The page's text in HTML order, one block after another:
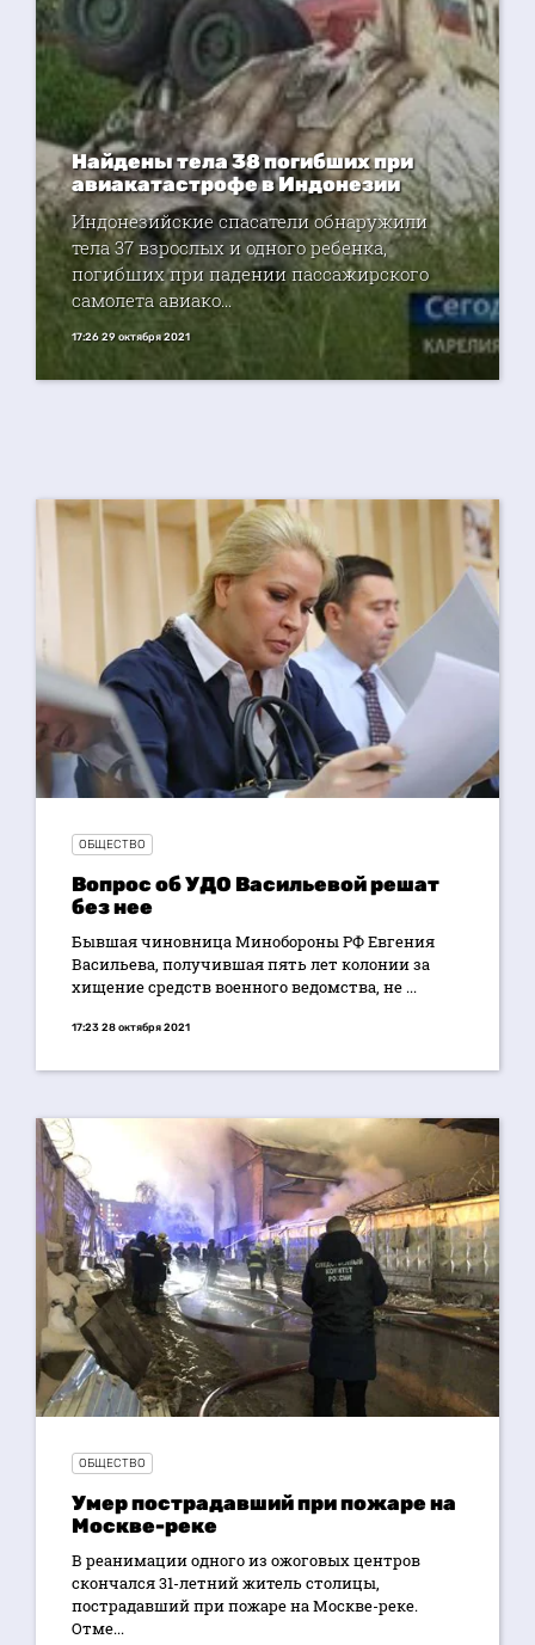
Найдены тела 38 погибших при
авиакатастрофе в Индонезии
Индонезийские спасатели обнаружили
тела 37 взрослых и одного ребенка,
погибших при падении пассажирского
самолета авиако...
17:26 29 октября 2021
ОБЩЕСТВО
Вопрос об УДО Васильевой решат
без нее
Бывшая чиновница Минобороны РФ Евгения
Васильева, получившая пять лет колонии за
хищение средств военного ведомства, не ...
17:23 28 октября 2021
ОБЩЕСТВО
Умер пострадавший при пожаре на
Москве-реке
В реанимации одного из ожоговых центров
скончался 31-летний житель столицы,
пострадавший при пожаре на Москве-реке.
Отме...